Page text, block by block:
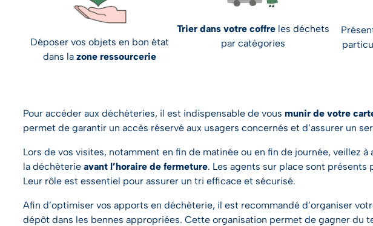
Déposer vos objets en bon état
dans lazone ressourcerie
Trier dans votre coffre les déchets
par catégories
Pour accéder aux déchèteries, il est indispensable de vous munir de votre
permet de garantir un accès réservé aux usagers concernés et d’assurer un
Lors de vos visites, notamment en fin de matinée ou en fin de journée,
la déchèterie avant l’horaire de fermeture. Les agents sur place sont
Leur rôle est essentiel pour assurer un tri efficace et sécurisé.
Afin d’optimiser vos apports en déchèterie, il est recommandé d’organiser
dépôt dans les bennes appropriées. Cette organisation permet de gagner du